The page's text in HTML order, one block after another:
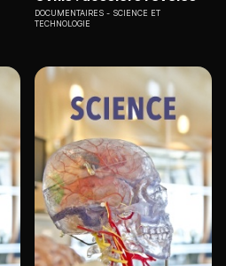
DOCUMENTAIRES
SCIENCE ET
TECHNOLOGIE